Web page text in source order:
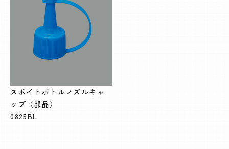
スポイトボトルノズルキャ
ップ〈部品〉
0825BL